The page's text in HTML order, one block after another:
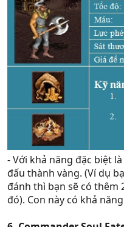
- Với khả năng đặc biệt
đấu thành vàng. (Ví dụ
đánh thì bạn sẽ có thêm
đó). Con này có khả